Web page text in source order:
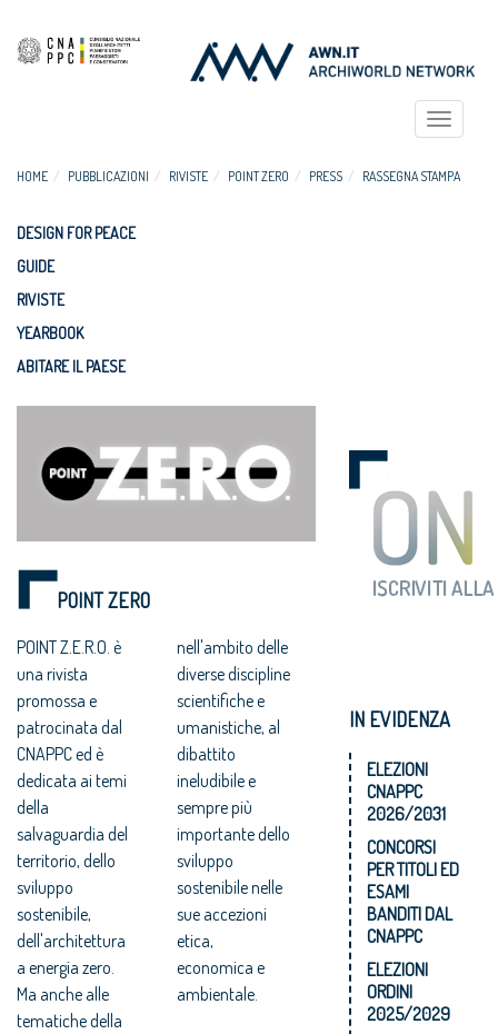
Toggle
HOME PUBBLICAZIONI RIVISTE POINT ZERO PRESS RASSEGNA STAMPA
DESIGN FOR PEACE
GUIDE
RIVISTE
YEARBOOK
ABITARE IL PAESE
POINT ZERO
POINT Z.E.R.O. è
una rivista
promossa e
patrocinata dal
CNAPPC ed è
dedicata ai temi
della
salvaguardia del
territorio, dello
sviluppo
sostenibile,
dell'architettura
a energia zero.
Ma anche alle
tematiche della
nell'ambito delle
diverse discipline
scientifiche e
umanistiche, al
dibattito
ineludibile e
sempre più
importante dello
sviluppo
sostenibile nelle
sue accezioni
etica,
economica e
ambientale.
IN EVIDENZA
ELEZIONI
CNAPPC
2026/2031
CONCORSI
PER TITOLI ED
ESAMI
BANDITI DAL
CNAPPC
ELEZIONI
ORDINI
2025/2029